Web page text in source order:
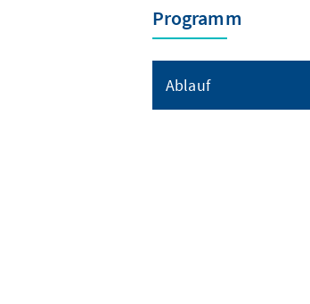
Programm
Ablauf